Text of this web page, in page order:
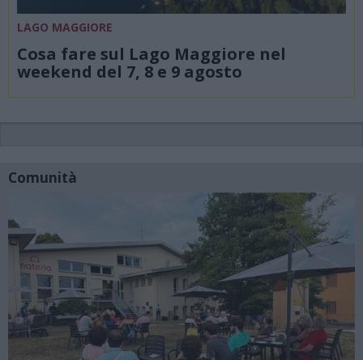
LAGO MAGGIORE
Cosa fare sul Lago Maggiore nel
weekend del 7, 8 e 9 agosto
Comunità